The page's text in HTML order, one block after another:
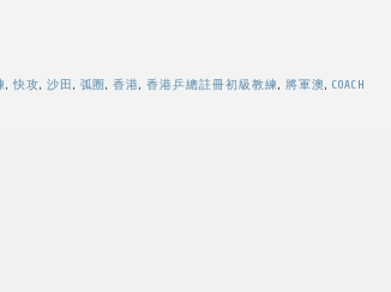
, 快攻, 沙田 , 弧圈,香港,香港乒總註冊初級教練, 將軍澳, COACH